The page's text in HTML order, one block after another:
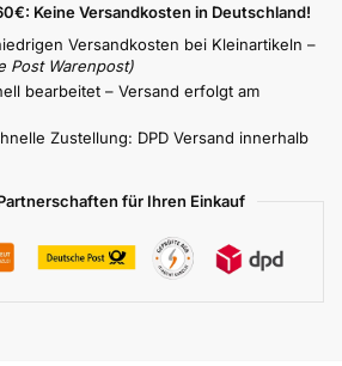
Keine Versandkosten in Deutschland!
Versandkosten bei Kleinartikeln –
Post Warenpost)
bearbeitet – Versand erfolgt am
Zustellung: DPD Versand innerhalb
für Ihren Einkauf